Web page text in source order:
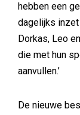
hebben een
dagelijks
Dorkas, Leo
die met hun
aanvullen.’
De nieuwe